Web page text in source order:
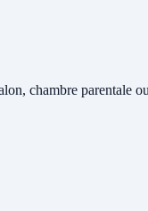
chambre parentale